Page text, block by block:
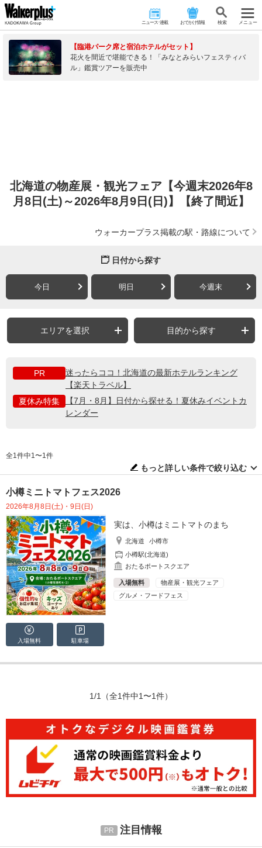
ニュース･連載 おでかけ情報 検 索 メニュー
【臨港パーク席と宿泊ホテルがセット】
花火を間近で堪能できる！「みなとみらいフェスティバ
ル」鑑賞ツアーを販売中
北海道の物産展・観光フェア【今週末2026年8
月8日(土)～2026年8月9日(日)】【終了間近】
ウォーカープラス掲載の駅・路線について
日付から探す
今日 明日 今週末
エリアを選択 目的から探す
PR
迷ったらココ！北海道の最新ホテルランキング
【楽天トラベル】
夏休み特集
【7月・8月】日付から探せる！夏休みイベントカ
レンダー
全1件中1〜1件
もっと詳しい条件で絞り込む
小樽ミニトマトフェス2026
2026年8月8日(土)・9日(日)
実は、小樽はミニトマトのまち
北海道
小樽市
小樽駅(北海道)
おたるポートスクエア
入場無料
物産展・観光フェア
グルメ・フードフェス
入場無料 駐車場
1/1 （全1件中1〜1件）
注目情報